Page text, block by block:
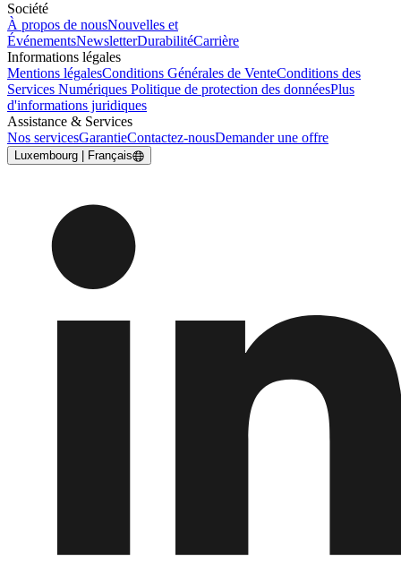
Société
À propos de nousNouvelles et
ÉvénementsNewsletterDurabilitéCarrière
Informations légales
Mentions légalesConditions Générales de VenteConditions des
Services Numériques Politique de protection des donnéesPlus
d'informations juridiques
Assistance & Services
Nos servicesGarantieContactez-nousDemander une offre
Luxembourg | Français